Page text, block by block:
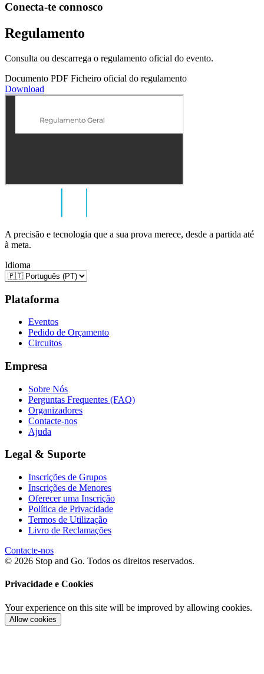
Conecta-te connosco
Regulamento
Consulta ou descarrega o regulamento oficial do evento.
Documento PDF Ficheiro oficial do regulamento
Download
A precisão e tecnologia que a sua prova merece, desde a partida até
à meta.
Idioma
Plataforma
Eventos
Pedido de Orçamento
Circuitos
Empresa
Sobre Nós
Perguntas Frequentes (FAQ)
Organizadores
Contacte-nos
Ajuda
Legal & Suporte
Inscrições de Grupos
Inscrições de Menores
Oferecer uma Inscrição
Política de Privacidade
Termos de Utilização
Livro de Reclamações
Contacte-nos
© 2026 Stop and Go. Todos os direitos reservados.
Privacidade e Cookies
Your experience on this site will be improved by allowing cookies.
Allow cookies